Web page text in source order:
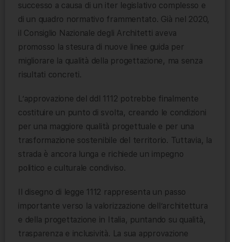
successo a causa di un iter legislativo complesso e
di un quadro normativo frammentato. Già nel 2020,
il Consiglio Nazionale degli Architetti aveva
promosso la stesura di nuove linee guida per
migliorare la qualità della progettazione, ma senza
risultati concreti.
L’approvazione del ddl 1112 potrebbe finalmente
costituire un punto di svolta, creando le condizioni
per una maggiore qualità progettuale e per una
trasformazione sostenibile del territorio. Tuttavia, la
strada è ancora lunga e richiede un impegno
politico e culturale condiviso.
Il disegno di legge 1112 rappresenta un passo
importante verso la valorizzazione dell’architettura
e della progettazione in Italia, puntando su qualità,
trasparenza e inclusività. La sua approvazione